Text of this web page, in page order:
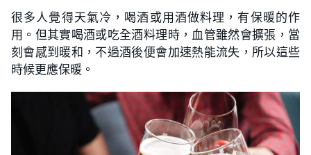
很多人覺得天氣冷，喝酒或用酒做料理，有保暖的作
用。但其實喝酒或吃全酒料理時，血管雖然會擴張，當
刻會感到暖和，不過酒後便會加速熱能流失，所以這些
時候更應保暖。